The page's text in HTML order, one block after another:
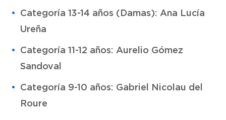
Categoría 13-14 años (Damas): Ana Lucía
Ureña
Categoría 11-12 años: Aurelio Gómez
Sandoval
Categoría 9-10 años: Gabriel Nicolau del
Roure